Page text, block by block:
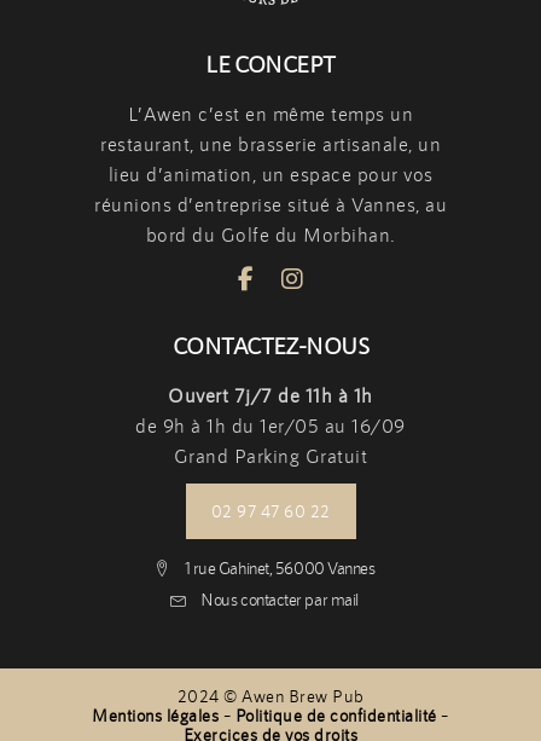
LE CONCEPT
L’Awen c’est en même temps un
restaurant une brasserie artisanale un
lieu d’animation , un espace pour vos
réunions d’entreprise situé à Vannes, au
bord du Golfe du Morbihan.
CONTACTEZ-NOUS
Ouvert 7j/7 de 11h à 1h
de 9h à 1h du 1er/05 au 16/09
Grand Parking Gratuit
02 97 47 60 22
1 rue Gahinet, 56000 Vannes
Nous contacter par mail
2024 © Awen Brew Pub
Mentions légales – Politique de confidentialité –
Exercices de vos droits